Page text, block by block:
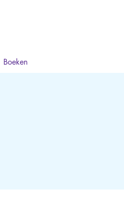
Boeken